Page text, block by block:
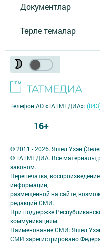
Документлар
Төрле темалар
© 2011 - 2026. Яшел Узэн
© ТАТМЕДИА. Все материалы,
законом.
Перепечатка,
информации,
размещенной на сайте,
редакций СМИ.
При поддержке
коммуникациям.
Наименование СМИ: Яшел
СМИ зарегистрировано
Телефон АО «ТАТМЕДИА»:
16+